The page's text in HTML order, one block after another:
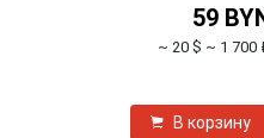
59
~ 20 $ ~ 1 700
В корзину